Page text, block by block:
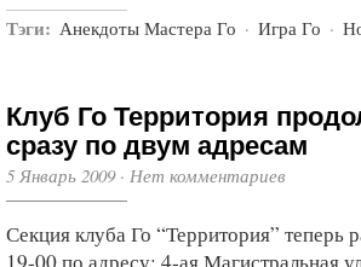
Тэги: Анекдоты Мастера Го · Игра Го ·
Клуб Го Территория
сразу по двум адресам
5 Январь 2009· Нет комментариев
Секция клуба Го “Территория” теперь